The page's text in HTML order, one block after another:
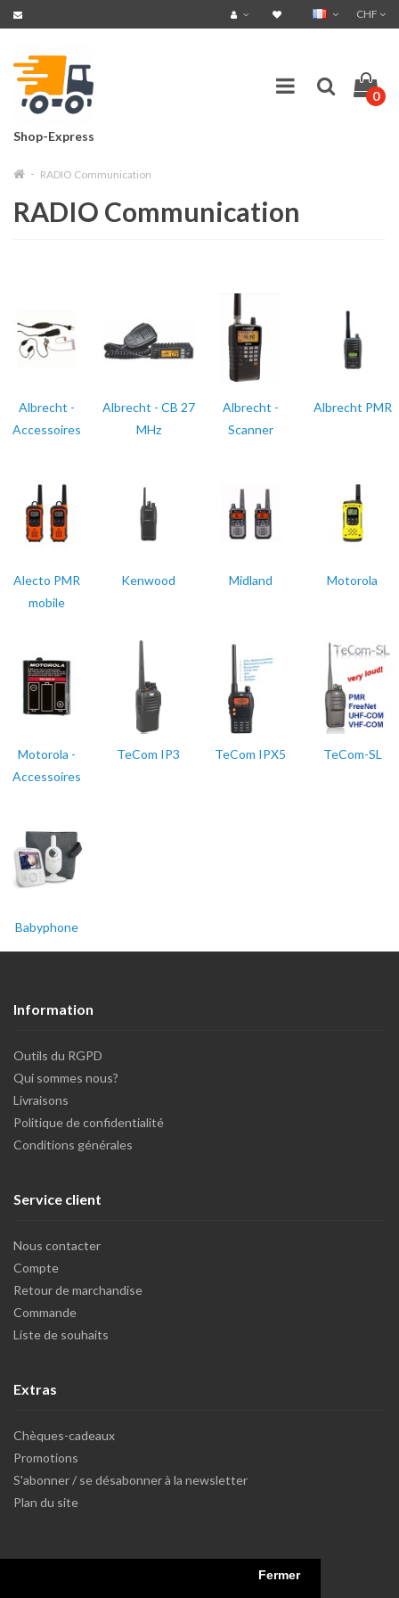
Fermer
CHF
Shop-Express
0
RADIO Communication
RADIO Communication
Albrecht -
Accessoires
Albrecht - CB 27
MHz
Albrecht -
Scanner
Albrecht PMR
Alecto PMR
mobile
Kenwood Midland Motorola
Motorola -
Accessoires
TeCom IP3 TeCom IPX5 TeCom-SL
Babyphone
Information
Outils du RGPD
Qui sommes nous?
Livraisons
Politique de confidentialité
Conditions générales
Service client
Nous contacter
Compte
Retour de marchandise
Commande
Liste de souhaits
Extras
Chèques-cadeaux
Promotions
S'abonner / se désabonner à la newsletter
Plan du site